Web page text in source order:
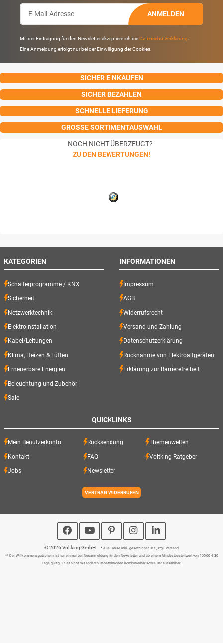
ANMELDEN
Mit der Eintragung für den Newsletter akzeptiere ich die Datenschutzerklärung
Eine Anmeldung erfolgt nur bei der Einwilligung der Cookies.
SICHER EINKAUFEN
SICHER BEZAHLEN
SCHNELLE LIEFERUNG
GROSSE SORTIMENTAUSWAHL
NOCH NICHT ÜBERZEUGT?
ZU DEN BEWERTUNGEN!
KATEGORIEN
Schalterprogramme / KNX
Sicherheit
Netzwerktechnik
Elektroinstallation
Kabel/Leitungen
Klima, Heizen & Lüften
Erneuerbare Energien
Beleuchtung und Zubehör
Sale
INFORMATIONEN
Impressum
AGB
Widerrufsrecht
Versand und Zahlung
Datenschutzerklärung
Rücknahme von Elektroaltgeräten
Erklärung zur Barrierefreiheit
QUICKLINKS
Mein Benutzerkonto Rücksendung Themenwelten
Kontakt FAQ Voltking-Ratgeber
Jobs Newsletter
VERTRAG WIDERRUFEN
© 2026 Voltking GmbH * Alle Preise inkl. gesetzlicher USt., zzgl. Versand
** Der Willkommensgutschein ist nur einmal bei Neuanmeldung für den Newsletter und ab einem Mindestbestellwert von 100,00 € 30
Tage gültig. Er ist nicht mit anderen Rabattaktionen kombinierbar sowie Bar auszahlbar.